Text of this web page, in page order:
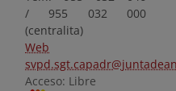
/ 955 032 000
(centralita)
Web
Acceso: Libre